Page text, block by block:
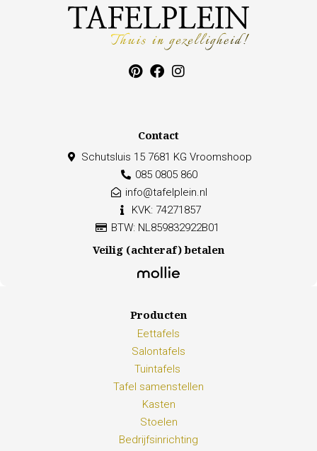
Contact
Schutsluis 15 7681 KG Vroomshoop
085 0805 860
info@tafelplein.nl
KVK: 74271857
BTW: NL859832922B01
Veilig (achteraf) betalen
Producten
Eettafels
Salontafels
Tuintafels
Tafel samenstellen
Kasten
Stoelen
Bedrijfsinrichting